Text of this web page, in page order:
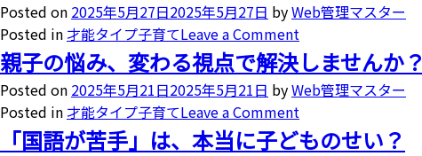
Posted on 2025年5月27日2025年5月27日 byWeb管理マスター
Posted in才能タイプ子育てLeave a Comment
親子の悩み、変わる視点で解決しませんか？
Posted on 2025年5月21日2025年5月21日 byWeb管理マスター
Posted in才能タイプ子育てLeave a Comment
「国語が苦手」は、本当に子どものせい？